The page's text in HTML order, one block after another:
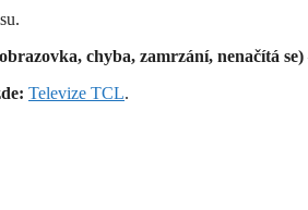
chyba, zamrzání, nenačítá
Televize TCL.